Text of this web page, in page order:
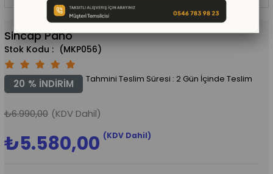
Sincap Pano
(MKP056)
%
20 İNDIRIM
₺6.990,00 (KDV Dahil)
₺5.580,00 (KDV Dahil)
Tahmini Teslim Süresi : 2 Gün İçinde Teslim